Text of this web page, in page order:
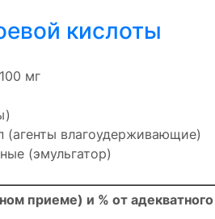
кислоты
мг
(агенты влагоудерживающие)
(эмульгатор)
приеме) и % от